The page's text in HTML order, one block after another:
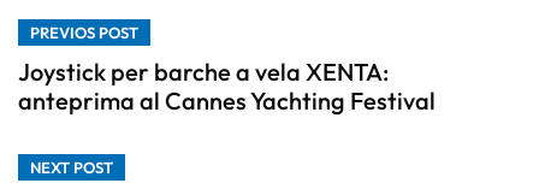
PREVIOS POST
Joystick per barche a vela XENTA:
anteprima al Cannes Yachting Festival
NEXT POST